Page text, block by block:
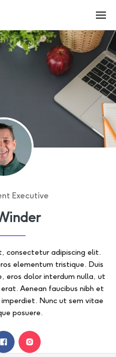
Executive
consectetur adipiscing elit.
elementum tristique. Duis
eros dolor interdum nulla, ut
Aenean faucibus nibh et
Nunc ut sem vitae
posuere.